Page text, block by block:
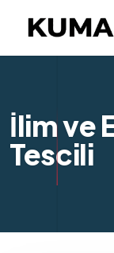
İlim ve
Tescili